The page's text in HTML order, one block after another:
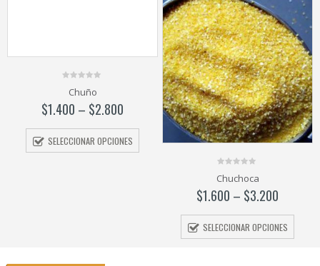
out
of
Chuño
$1.400 – $2.800
SELECCIONAR OPCIONES
out
of
Chuchoca
$1.600 – $3.200
SELECCIONAR OPCIONES